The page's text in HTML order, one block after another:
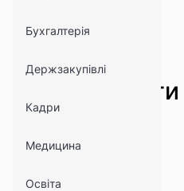
Бухгалтерія
Держзакупівлі
Кадри
Медицина
Освіта
Відеотренінги